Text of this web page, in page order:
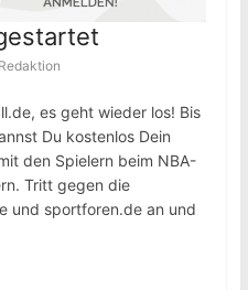
es geht wieder los! Bis
Du kostenlos Dein
den Spielern beim NBA-
Tritt gegen die
und sportforen.de an und